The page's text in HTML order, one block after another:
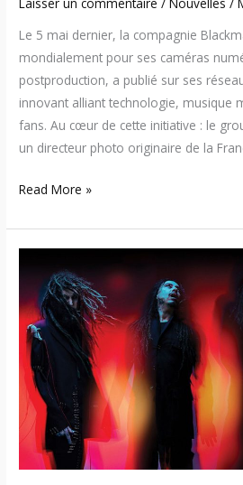
Le 5 mai dernier, la compagnie
mondialement pour ses caméras
postproduction, a publié sur ses
innovant alliant technologie, musique
fans. Au cœur de cette initiative : le
un directeur photo originaire de la
Read More »
Gojira
débarquent
au
Québec
pour
deux
spectacles